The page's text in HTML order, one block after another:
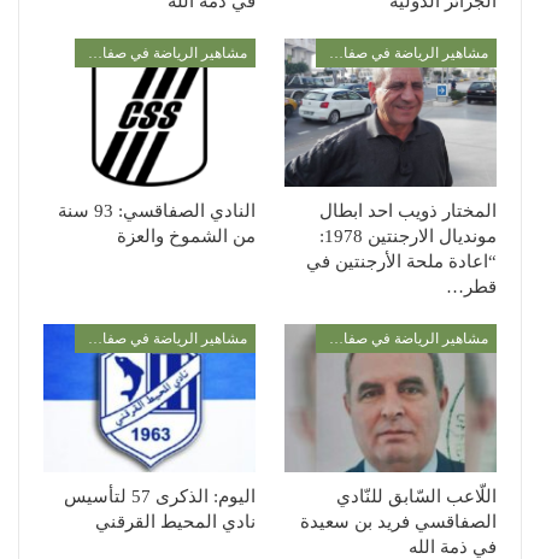
المختار ذويب احد ابطال
مونديال الارجنتين 1978:
“اعادة ملحة الأرجنتين في
قطر…
النادي الصفاقسي: 93 سنة
من الشموخ والعزة
مشاهير الرياضة في صفاقس
اللّاعب السّابق للنّادي
الصفاقسي فريد بن سعيدة
في ذمة الله
مشاهير الرياضة في صفاقس
اليوم: الذكرى 57 لتأسيس
نادي المحيط القرقني